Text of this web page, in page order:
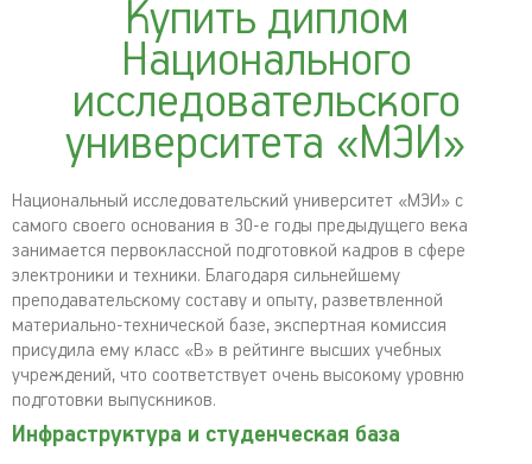
Купить диплом
Национального
исследовательского
университета «МЭИ»
Национальный исследовательский университет «МЭИ» с
самого своего основания в 30-е годы предыдущего века
занимается первоклассной подготовкой кадров в сфере
электроники и техники. Благодаря сильнейшему
преподавательскому составу и опыту, разветвленной
материально-технической базе, экспертная комиссия
присудила ему класс «В» в рейтинге высших учебных
учреждений, что соответствует очень высокому уровню
подготовки выпускников.
Инфраструктура и студенческая база